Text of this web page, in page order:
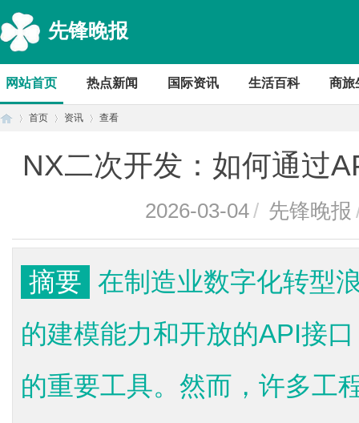
先锋晚报
网站首页 热点新闻 国际资讯 生活百科 商旅
首页 资讯 查看
NX二次开发：如何通过
2026-03-04/ 先锋晚报
摘要 在制造业数字化转型
的建模能力和开放的API接
的重要工具。然而，许多工